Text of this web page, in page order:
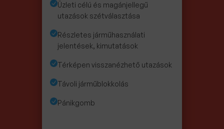
Üzleti célú és magánjellegű
utazások szétválasztása
Részletes járműhasználati
jelentések, kimutatások
Térképen visszanézhető utazások
Távoli járműblokkolás
Pánikgomb